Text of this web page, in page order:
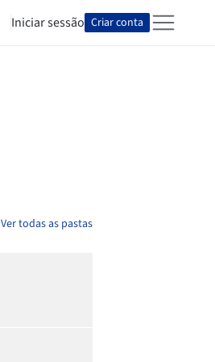
Iniciar sessão Criar conta
Ver todas as pastas